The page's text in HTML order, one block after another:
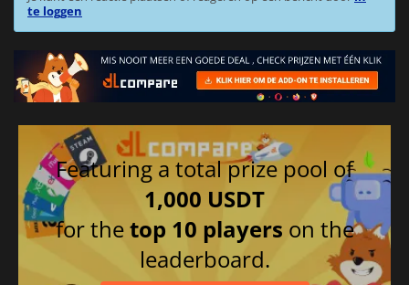
te loggen
Featuring a total prize pool of
1,000 USDT
for thetop 10 players on the
leaderboard.